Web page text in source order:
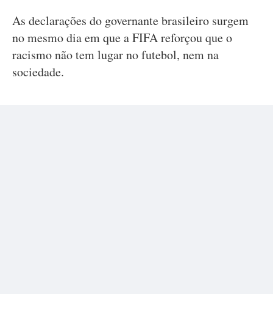
As declarações do governante brasileiro surgem
no mesmo dia em que a FIFA reforçou que o
racismo não tem lugar no futebol, nem na
sociedade.